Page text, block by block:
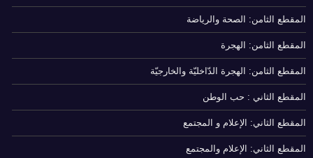
المقطع الثامن: الصحة والرياضة
المقطع الثامن: الهجرة
المقطع الثامن: الهجرة الدّاخليّة والخارجيّة
المقطع الثاني : حب الوطن
المقطع الثاني: الإعلام و المجتمع
المقطع الثاني: الإعلام والمجتمع